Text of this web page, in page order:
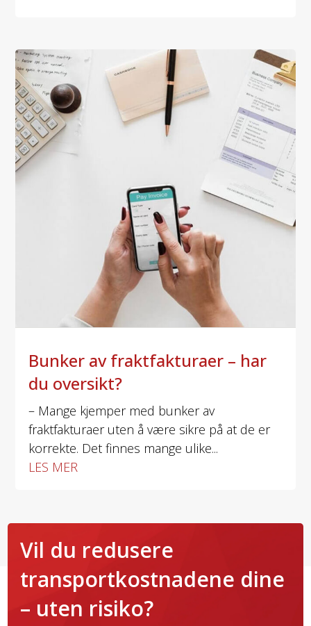
Bunker av fraktfakturaer – har
du oversikt?
– Mange kjemper med bunker av
fraktfakturaer uten å være sikre på at de er
korrekte. Det finnes mange ulike...
LES MER
Vil du redusere
transportkostnadene dine
– uten risiko?